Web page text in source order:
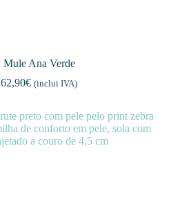
Mule Ana Verde
62,90€ (inclui IVA)